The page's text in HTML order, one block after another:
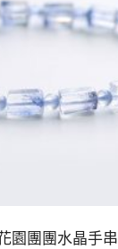
園團團水晶手串